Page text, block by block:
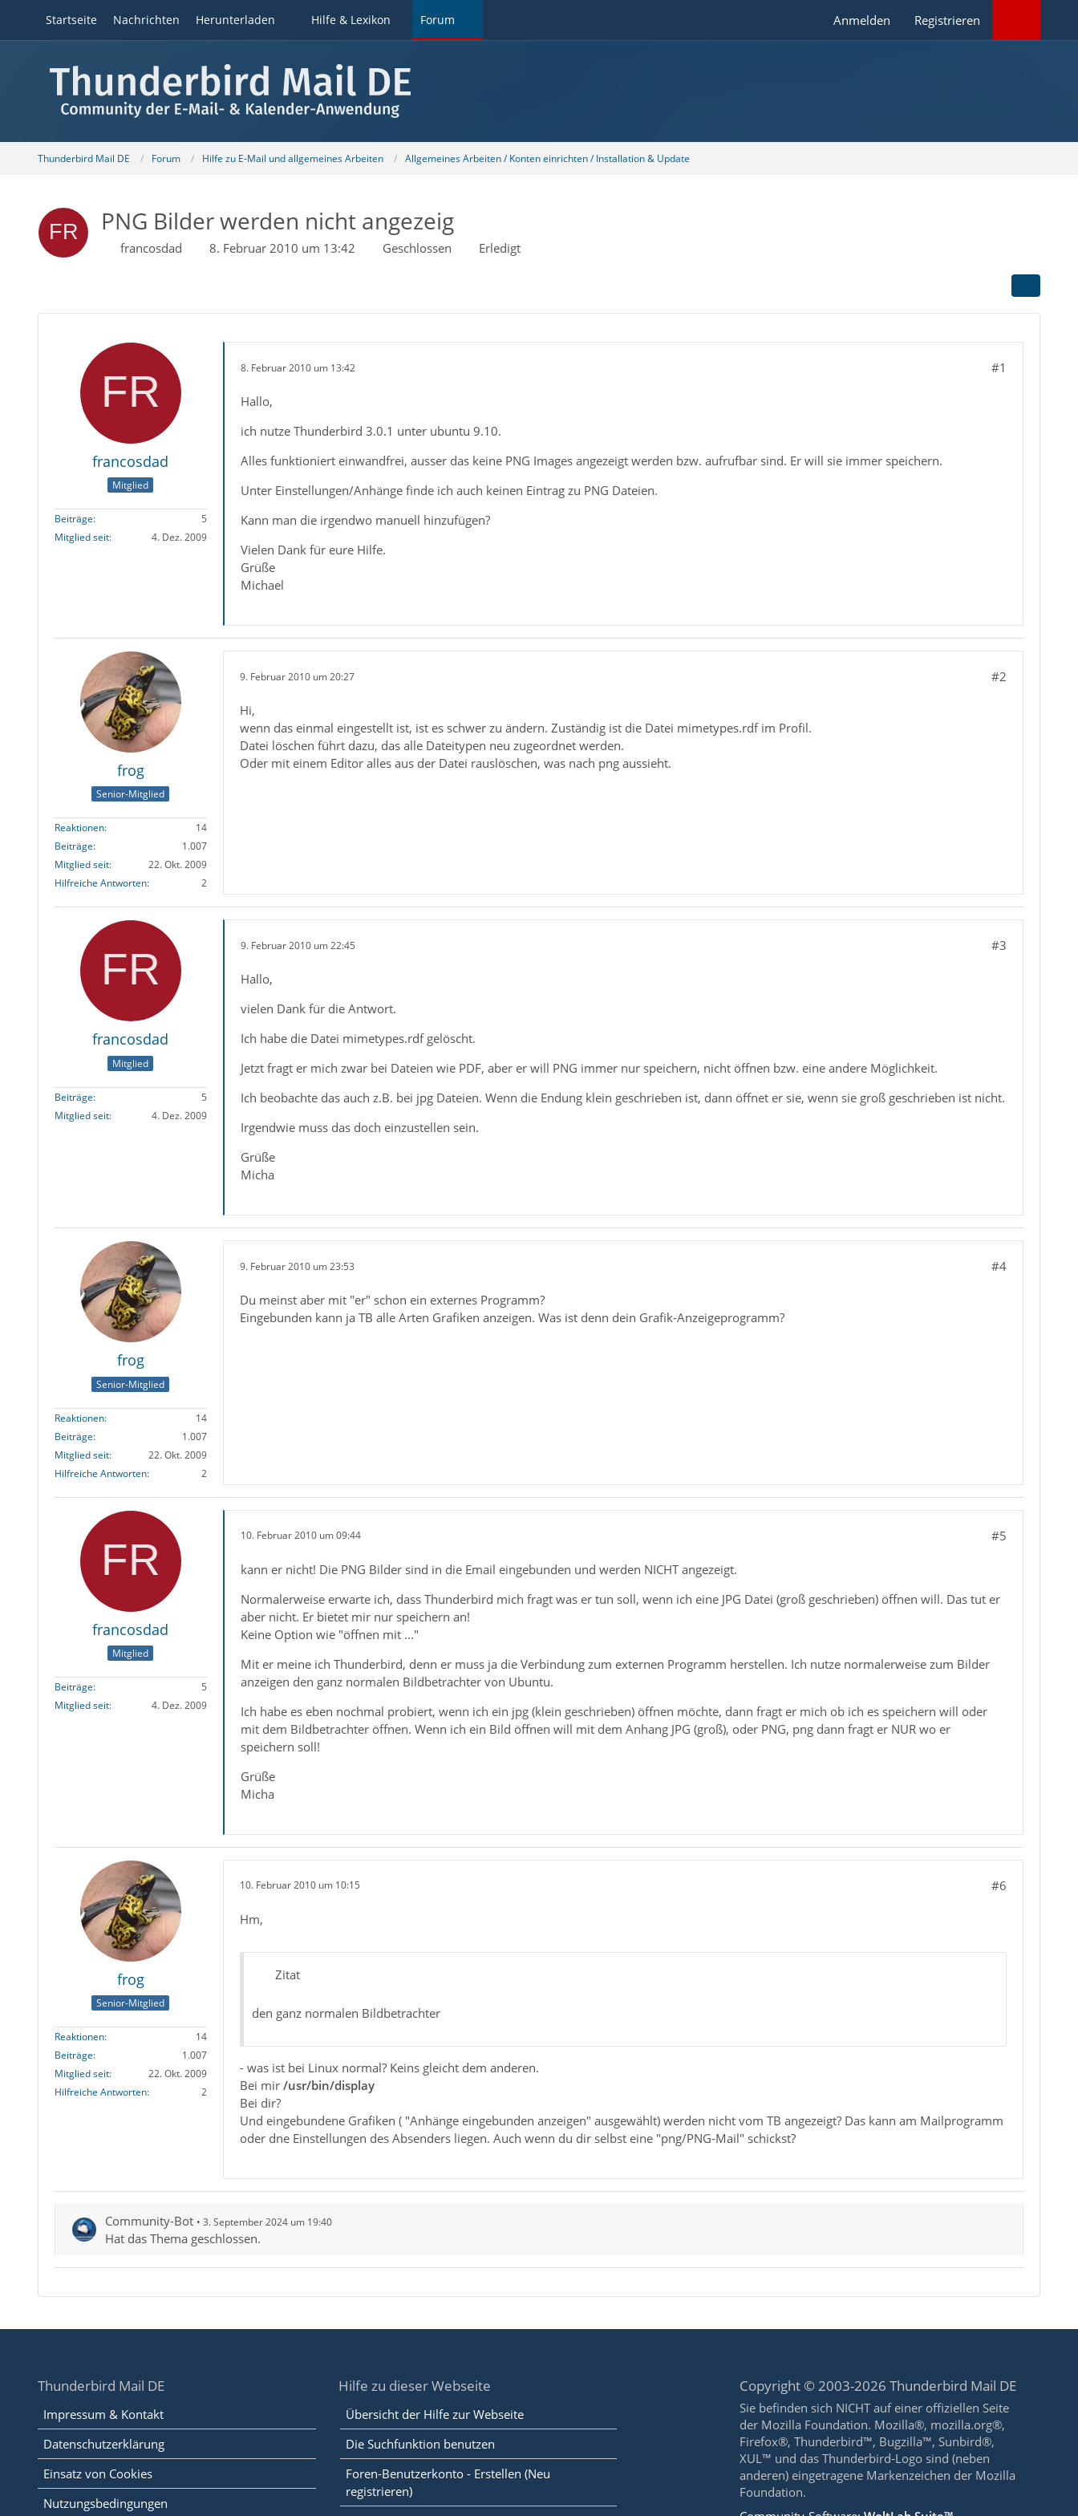
Startseite Nachrichten Herunterladen Hilfe & Lexikon Forum Anmelden Registrieren
Thunderbird Mail DE Forum Hilfe zu E-Mail und allgemeines Arbeiten Allgemeines Arbeiten / Konten einrichten / Installation & Update
PNG Bilder werden nicht angezeig
francosdad 8. Februar 2010 um 13:42 Geschlossen Erledigt
francosdad
Mitglied
Beiträge
5
Mitglied seit
4. Dez. 2009
8. Februar 2010 um 13:42 #1
Hallo,
ich nutze Thunderbird 3.0.1 unter ubuntu 9.10.
Alles funktioniert einwandfrei, ausser das keine PNG Images angezeigt werden bzw. aufrufbar sind. Er will sie immer speichern.
Unter Einstellungen/Anhänge finde ich auch keinen Eintrag zu PNG Dateien.
Kann man die irgendwo manuell hinzufügen?
Vielen Dank für eure Hilfe.
Grüße
Michael
frog
Senior-Mitglied
Reaktionen
14
Beiträge
1.007
Mitglied seit
22. Okt. 2009
Hilfreiche Antworten
2
9. Februar 2010 um 20:27 #2
Hi,
wenn das einmal eingestellt ist, ist es schwer zu ändern. Zuständig ist die Datei mimetypes.rdf im Profil.
Datei löschen führt dazu, das alle Dateitypen neu zugeordnet werden.
Oder mit einem Editor alles aus der Datei rauslöschen, was nach png aussieht.
francosdad
Mitglied
Beiträge
5
Mitglied seit
4. Dez. 2009
9. Februar 2010 um 22:45 #3
Hallo,
vielen Dank für die Antwort.
Ich habe die Datei mimetypes.rdf gelöscht.
Jetzt fragt er mich zwar bei Dateien wie PDF, aber er will PNG immer nur speichern, nicht öffnen bzw. eine andere Möglichkeit.
Ich beobachte das auch z.B. bei jpg Dateien. Wenn die Endung klein geschrieben ist, dann öffnet er sie, wenn sie groß geschrieben ist nicht.
Irgendwie muss das doch einzustellen sein.
Grüße
Micha
frog
Senior-Mitglied
Reaktionen
14
Beiträge
1.007
Mitglied seit
22. Okt. 2009
Hilfreiche Antworten
2
9. Februar 2010 um 23:53 #4
Du meinst aber mit "er" schon ein externes Programm?
Eingebunden kann ja TB alle Arten Grafiken anzeigen. Was ist denn dein Grafik-Anzeigeprogramm?
francosdad
Mitglied
Beiträge
5
Mitglied seit
4. Dez. 2009
10. Februar 2010 um 09:44 #5
kann er nicht! Die PNG Bilder sind in die Email eingebunden und werden NICHT angezeigt.
Normalerweise erwarte ich, dass Thunderbird mich fragt was er tun soll, wenn ich eine JPG Datei (groß geschrieben) öffnen will. Das tut er
aber nicht. Er bietet mir nur speichern an!
Keine Option wie "öffnen mit ..."
Mit er meine ich Thunderbird, denn er muss ja die Verbindung zum externen Programm herstellen. Ich nutze normalerweise zum Bilder
anzeigen den ganz normalen Bildbetrachter von Ubuntu.
Ich habe es eben nochmal probiert, wenn ich ein jpg (klein geschrieben) öffnen möchte, dann fragt er mich ob ich es speichern will oder
mit dem Bildbetrachter öffnen. Wenn ich ein Bild öffnen will mit dem Anhang JPG (groß), oder PNG, png dann fragt er NUR wo er
speichern soll!
Grüße
Micha
frog
Senior-Mitglied
Reaktionen
14
Beiträge
1.007
Mitglied seit
22. Okt. 2009
Hilfreiche Antworten
2
10. Februar 2010 um 10:15 #6
Hm,
Zitat
den ganz normalen Bildbetrachter
- was ist bei Linux normal? Keins gleicht dem anderen.
Bei mir /usr/bin/display
Bei dir?
Und eingebundene Grafiken ( "Anhänge eingebunden anzeigen" ausgewählt) werden nicht vom TB angezeigt? Das kann am Mailprogramm
oder dne Einstellungen des Absenders liegen. Auch wenn du dir selbst eine "png/PNG-Mail" schickst?
Community-Bot 3. September 2024 um 19:40
Hat das Thema geschlossen.
Thunderbird Mail DE
Impressum & Kontakt
Datenschutzerklärung
Einsatz von Cookies
Nutzungsbedingungen
Hilfe zu dieser Webseite
Übersicht der Hilfe zur Webseite
Die Suchfunktion benutzen
Foren-Benutzerkonto - Erstellen (Neu
registrieren)
Copyright © 2003-2026 Thunderbird Mail DE
Sie befinden sich NICHT auf einer offiziellen Seite
der Mozilla Foundation. Mozilla®, mozilla.org®,
Firefox®, Thunderbird™, Bugzilla™, Sunbird®,
XUL™ und das Thunderbird-Logo sind (neben
anderen) eingetragene Markenzeichen der Mozilla
Foundation.